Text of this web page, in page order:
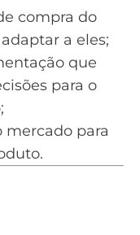
compra do
a eles;
que
para o
mercado para